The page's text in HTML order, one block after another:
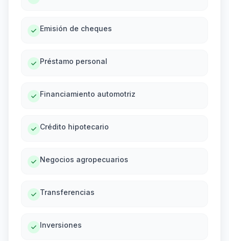
Emisión de cheques
Préstamo personal
Financiamiento automotriz
Crédito hipotecario
Negocios agropecuarios
Transferencias
Inversiones